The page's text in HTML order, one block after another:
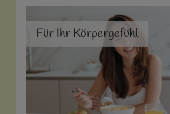
Für Ihr Körpergefühl